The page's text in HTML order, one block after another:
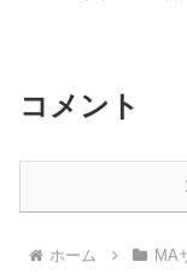
コメント
ホーム MA